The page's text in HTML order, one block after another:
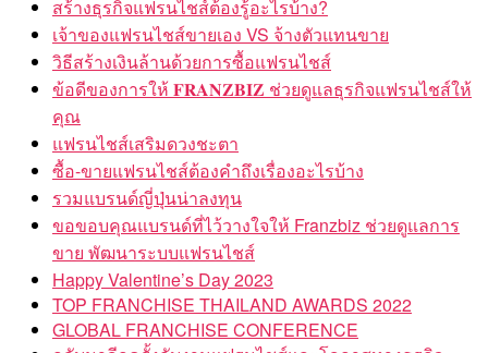
สร้างธุรกิจแฟรนไชส์ต้องรู้อะไรบ้าง?
เจ้าของแฟรนไชส์ขายเอง VS จ้างตัวแทนขาย
วิธีสร้างเงินล้านด้วยการซื้อแฟรนไชส์
ข้อดีของการให้ 𝐅𝐑𝐀𝐍𝐙𝐁𝐈𝐙 ช่วยดูแลธุรกิจแฟรนไชส์ให้
คุณ
แฟรนไชส์เสริมดวงชะตา
ซื้อ-ขายแฟรนไชส์ต้องคำถึงเรื่องอะไรบ้าง
รวมแบรนด์ญี่ปุ่นน่าลงทุน
ขอขอบคุณแบรนด์ที่ไว้วางใจให้ Franzbiz ช่วยดูแลการ
ขาย พัฒนาระบบแฟรนไชส์
Happy Valentine’s Day 2023
TOP FRANCHISE THAILAND AWARDS 2022
GLOBAL FRANCHISE CONFERENCE